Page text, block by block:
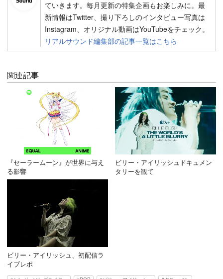
ていきます。毎月更新の特集企画もお楽しみに。最
新情報はTwitter、撮り下ろしのインタビュー写真は
Instagram、オリジナル動画はYouTubeをチェック。
リアルサウンド編集部の記事一覧はこちら
関連記事
『セーラームーン』が世界に与え
る影響
ビリー・アイリッシュドキュメン
タリーを観て
ビリー・アイリッシュ、初配信ラ
イブレポ